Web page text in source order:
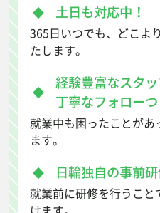
土日も対応中！
365日いつでも、どこよ
たします。
経験豊富なスタ
丁寧なフォロー
就業中も困ったことが
ます。
日輪独自の事前
就業前に研修を行うこ